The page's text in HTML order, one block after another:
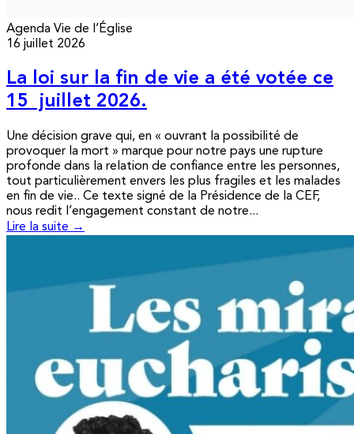
Agenda Vie de l’Église
16 juillet 2026
La loi sur la fin de vie a été votée ce
15 juillet 2026.
Une décision grave qui, en « ouvrant la possibilité de
provoquer la mort » marque pour notre pays une rupture
profonde dans la relation de confiance entre les personnes,
tout particulièrement envers les plus fragiles et les malades
en fin de vie.. Ce texte signé de la Présidence de la CEF,
nous redit l’engagement constant de notre...
Lire la suite →